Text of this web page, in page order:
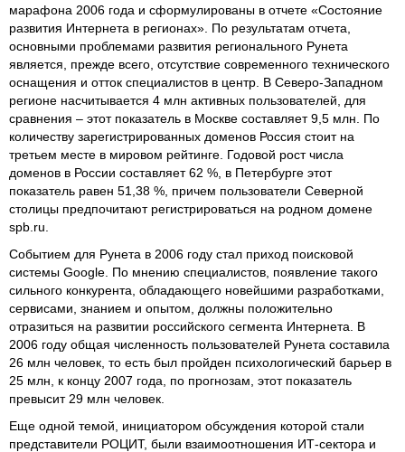
марафона 2006 года и сформулированы в отчете «Состояние
развития Интернета в регионах». По результатам отчета,
основными проблемами развития регионального Рунета
является, прежде всего, отсутствие современного технического
оснащения и отток специалистов в центр. В Северо-Западном
регионе насчитывается 4 млн активных пользователей, для
сравнения – этот показатель в Москве составляет 9,5 млн. По
количеству зарегистрированных доменов Россия стоит на
третьем месте в мировом рейтинге. Годовой рост числа
доменов в России составляет 62 %, в Петербурге этот
показатель равен 51,38 %, причем пользователи Северной
столицы предпочитают регистрироваться на родном домене
spb.ru.
Событием для Рунета в 2006 году стал приход поисковой
системы Google. По мнению специалистов, появление такого
сильного конкурента, обладающего новейшими разработками,
сервисами, знанием и опытом, должны положительно
отразиться на развитии российского сегмента Интернета. В
2006 году общая численность пользователей Рунета составила
26 млн человек, то есть был пройден психологический барьер в
25 млн, к концу 2007 года, по прогнозам, этот показатель
превысит 29 млн человек.
Еще одной темой, инициатором обсуждения которой стали
представители РОЦИТ, были взаимоотношения ИТ-сектора и